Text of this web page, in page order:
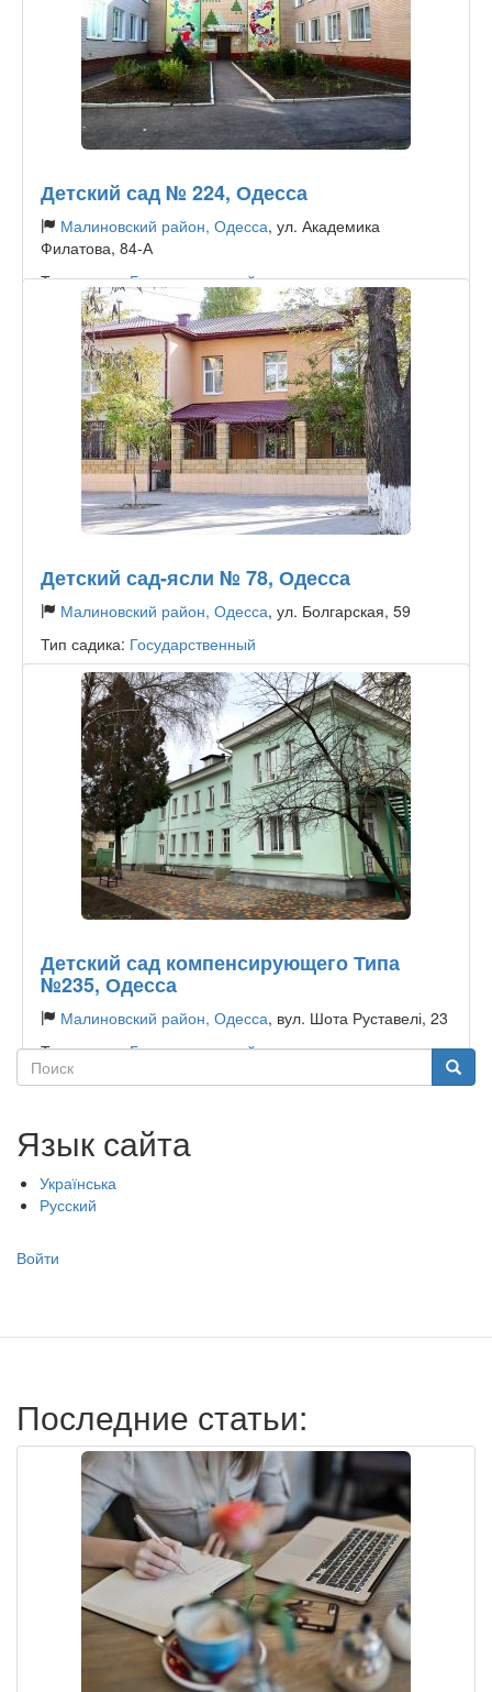
Детский сад № 224, Одесса
Малиновский район, Одесса, ул. Академика
Филатова, 84-А
Тип садика:Государственный
Детский сад-ясли № 78, Одесса
Малиновский район, Одесса, ул. Болгарская, 59
Тип садика: Государственный
Детский сад компенсирующего Типа
№235, Одесса
Малиновский район, Одесса, вул. Шота Руставелі, 23
Тип садика:Государственный
Поиск Поиск
Язык сайта
Українська
Русский
Меню
записи
Войти
Последние статьи: